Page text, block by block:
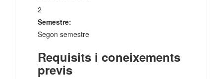
2
Semestre:
Segon semestre
Requisits i coneixements
previs